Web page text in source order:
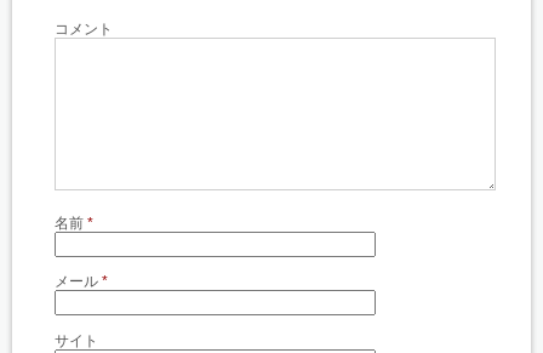
コメント
名前 *
メール *
サイト